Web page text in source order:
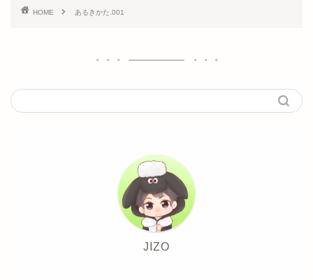
HOME あるきかた.001
JIZO